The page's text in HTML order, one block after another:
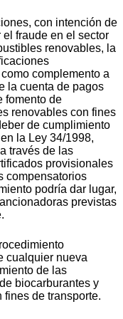
con intención de
fraude en el sector
renovables, la
complemento a
la cuenta de pagos
fomento de
renovables con fines
de cumplimiento
la Ley 34/1998,
través de las
provisionales
compensatorios
podría dar lugar,
previstas
cualquier nueva
de las
biocarburantes y
de transporte.